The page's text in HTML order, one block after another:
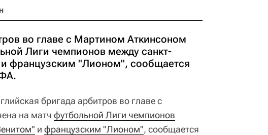
во главе с Мартином Аткинсоном
Лиги чемпионов между санкт-
французским "Лионом", сообщается
бригада арбитров во главе с
на матч футбольной Лиги чемпионов
и французским "Лионом", сообщается